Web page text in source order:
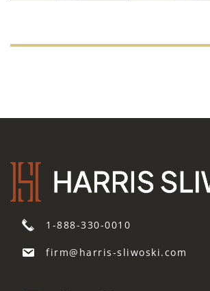
1-888-330-0010
firm@harris-sliwoski.com